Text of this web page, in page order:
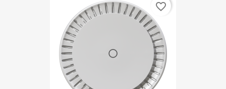
favorite_border